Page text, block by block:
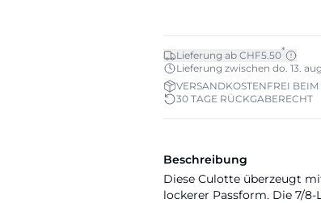
Lieferung ab CHF5.50*
Lieferung zwischen do. 13.
VERSANDKOSTENFREI
30 TAGE RÜCKGABERECHT
Beschreibung
Diese Culotte überzeugt
lockerer Passform. Die 7/